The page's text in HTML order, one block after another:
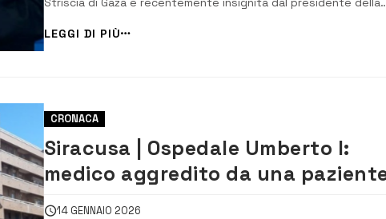
Merito della Repubblica Italiana. L’incontro si terrà alle 19.30,
chiesa di San Giuseppe Inno...
LEGGI DI PIÙ
CRONACA
Siracusa | Ospedale Umberto I:
medico aggredito da una
anche con un ombrello
14 GENNAIO 2026